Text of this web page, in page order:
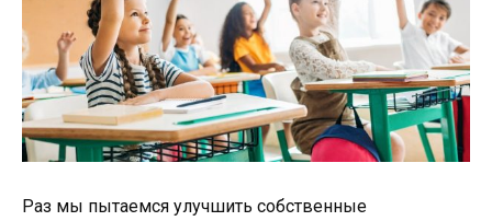
Раз мы пытаемся улучшить собственные